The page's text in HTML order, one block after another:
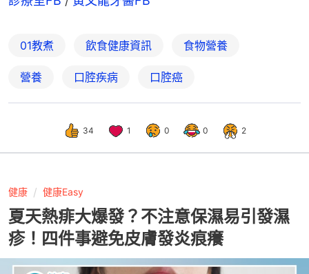
01教煮 飲食健康資訊 食物營養
營養 口腔疾病 口腔癌
34 1 0 0 2
健康 健康Easy
夏天熱痱大爆發？不注意保濕易引發濕
疹！四件事避免皮膚發炎痕癢